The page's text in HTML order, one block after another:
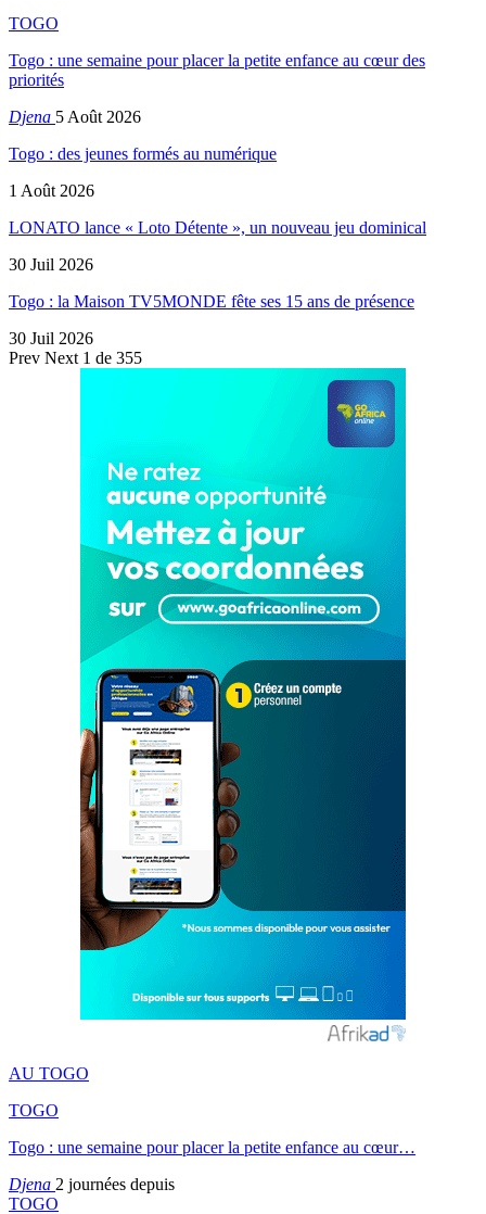
TOGO
Togo : une semaine pour placer la petite enfance au cœur des
priorités
Djena 5 Août 2026
Togo : des jeunes formés au numérique
1 Août 2026
LONATO lance « Loto Détente », un nouveau jeu dominical
30 Juil 2026
Togo : la Maison TV5MONDE fête ses 15 ans de présence
30 Juil 2026
Prev Next 1 de 355
AU TOGO
TOGO
Togo : une semaine pour placer la petite enfance au cœur…
Djena 2 journées depuis
TOGO